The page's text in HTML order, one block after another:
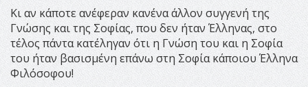
Κι αν κάποτε ανέφεραν κανένα άλλον συγγενή της
Γνώσης και της Σοφίας, που δεν ήταν Έλληνας, στο
τέλος πάντα κατέληγαν ότι η Γνώση του και η Σοφία
του ήταν βασισμένη επάνω στη Σοφία κάποιου Έλληνα
Φιλόσοφου!